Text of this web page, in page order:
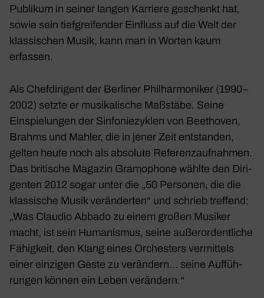
Publikum in seiner langen Karriere geschenkt hat,
sowie sein tief­grei­fender Einfluss auf die Welt der
klas­si­schen Musik, kann man in Worten kaum
erfassen.
Als Chef­di­ri­gent der Berliner Phil­har­mo­niker (1990–
2002) setzte er musi­ka­li­sche Maßstäbe. Seine
Einspie­lungen der Sinfo­nie­zy­klen von Beet­hoven,
Brahms und Mahler, die in jener Zeit entstanden,
gelten heute noch als abso­lute Refe­renz­auf­nahmen.
Das briti­sche Magazin Gramo­phone wählte den Diri­
genten 2012 sogar unter die „50 Personen, die die
klas­si­sche Musik verän­derten“ und schrieb tref­fend:
„Was Claudio Abbado zu einem großen Musiker
macht, ist sein Huma­nismus, seine außer­or­dent­liche
Fähig­keit, den Klang eines Orches­ters vermit­tels
einer einzigen Geste zu verän­dern… seine Auffüh­
rungen können ein Leben verän­dern.“